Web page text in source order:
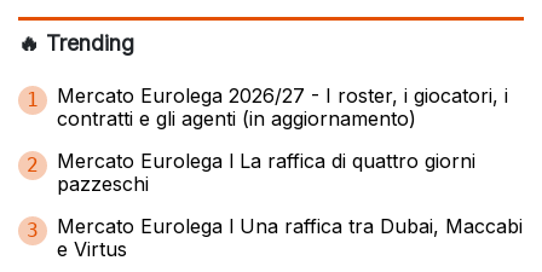
🔥 Trending
1
Mercato Eurolega 2026/27 - I roster, i giocatori, i
contratti e gli agenti (in aggiornamento)
2
Mercato Eurolega l La raffica di quattro giorni
pazzeschi
3
Mercato Eurolega l Una raffica tra Dubai, Maccabi
e Virtus